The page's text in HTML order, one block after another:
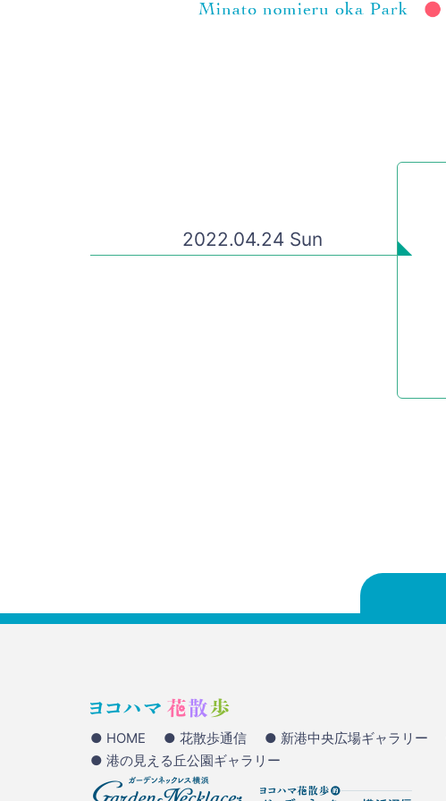
2022.04.24 Sun
● HOME ● 花散歩通信 ● 新港中央広場ギャラリー
● 港の見える丘公園ギャラリー